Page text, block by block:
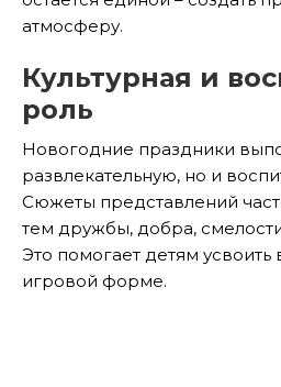
атмосферу.
Культурная и
роль
Новогодние праздники
развлекательную, но и
Сюжеты представлений
тем дружбы, добра,
Это помогает детям
игровой форме.